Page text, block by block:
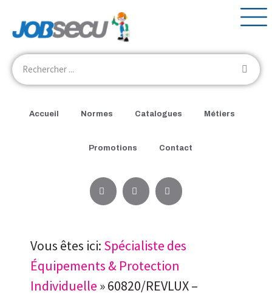
Accueil Normes Catalogues Métiers
Promotions Contact
Vous êtes ici: Spécialiste des
Équipements & Protection
Individuelle »60820/REVLUX –